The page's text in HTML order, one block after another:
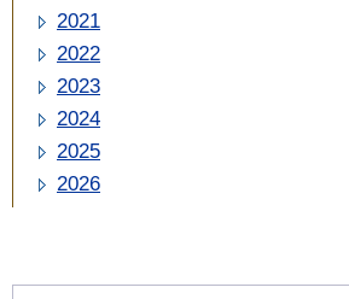
2021
2022
2023
2024
2025
2026